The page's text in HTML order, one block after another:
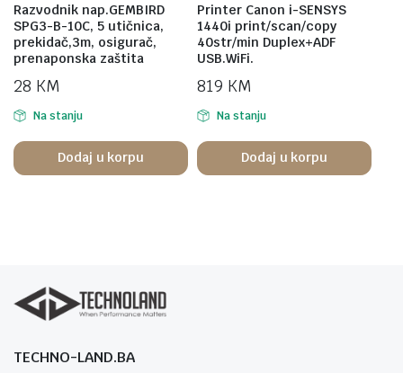
Razvodnik nap.GEMBIRD
SPG3-B-10C, 5 utičnica,
prekidač,3m, osigurač,
prenaponska zaštita
28 KM
Na stanju
Dodaj u korpu
Printer Canon i-SENSYS
1440i print/scan/copy
40str/min Duplex+ADF
USB.WiFi.
819 KM
Na stanju
Dodaj u korpu
TECHNO-LAND.BA